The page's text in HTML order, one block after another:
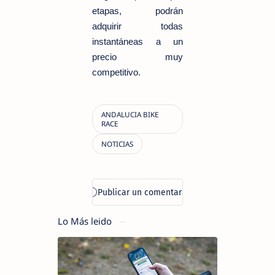
etapas, podrán
adquirir todas
instantáneas a un
precio muy
competitivo.
Lo Más leido